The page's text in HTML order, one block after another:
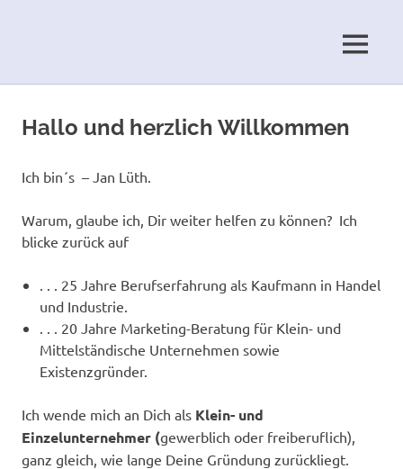
springen
MENÜ
Hallo und herzlich Willkommen
Ich bin´s – Jan Lüth.
Warum, glaube ich, Dir weiter helfen zu können? Ich
blicke zurück auf
. . . 25 Jahre Berufserfahrung als Kaufmann in Handel
und Industrie.
. . . 20 Jahre Marketing-Beratung für Klein- und
Mittelständische Unternehmen sowie
Existenzgründer.
Ich wende mich an Dich als Klein- und
Einzelunternehmer (gewerblich oder freiberuflich),
ganz gleich, wie lange Deine Gründung zurückliegt.